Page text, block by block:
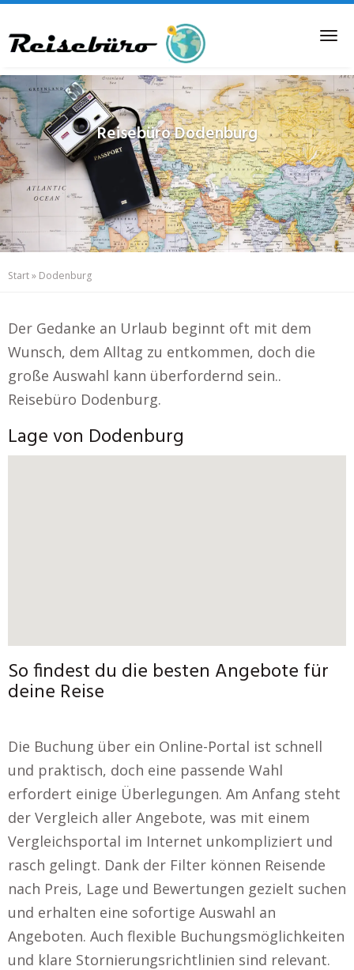
to
main
content
ReisebüroDodenburg
Start» Dodenburg
Der Gedanke an Urlaub beginnt oft mit dem
Wunsch, dem Alltag zu entkommen, doch die
große Auswahl kann überfordernd sein..
Reisebüro Dodenburg.
Lage von Dodenburg
So findest du die besten Angebote für
deine Reise
Die Buchung über ein Online-Portal ist schnell
und praktisch, doch eine passende Wahl
erfordert einige Überlegungen. Am Anfang steht
der Vergleich aller Angebote, was mit einem
Vergleichsportal im Internet unkompliziert und
rasch gelingt. Dank der Filter können Reisende
nach Preis, Lage und Bewertungen gezielt suchen
und erhalten eine sofortige Auswahl an
Angeboten. Auch flexible Buchungsmöglichkeiten
und klare Stornierungsrichtlinien sind relevant.